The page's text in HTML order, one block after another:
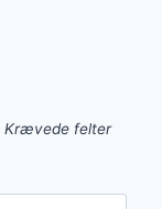
Krævede felter